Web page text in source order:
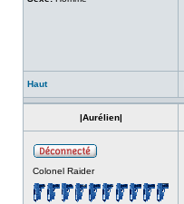
Haut
|Aurélien|
Colonel Raider